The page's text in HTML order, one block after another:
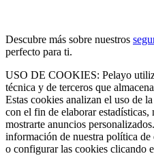
Descubre más sobre nuestros
perfecto para ti.
USO DE COOKIES: Pelayo
técnica y de terceros que
Estas cookies analizan el uso de
con el fin de elaborar
mostrarte anuncios
información de nuestra política de
o configurar las cookies clicando